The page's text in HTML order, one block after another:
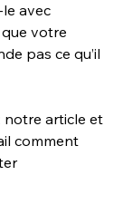
le avec
votre
pas ce qu’il
notre article et
comment